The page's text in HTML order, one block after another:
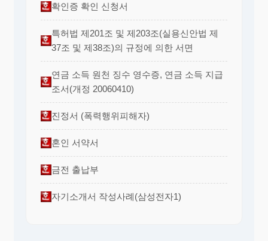
확인증 확인 신청서
특허법 제201조 및 제203조(실용신안법 제
37조 및 제38조)의 규정에 의한 서면
연금 소득 원천 징수 영수증, 연금 소득 지급
조서(개정 20060410)
진정서 (폭력행위피해자)
혼인 서약서
금전 출납부
자기소개서 작성사례(삼성전자1)